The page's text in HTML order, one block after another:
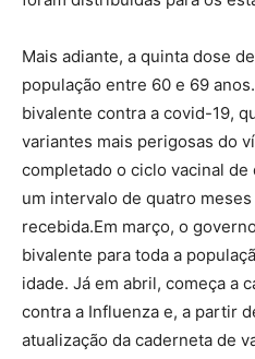
Mais adiante, a quinta dose
população entre 60 e 69
bivalente contra a covid-19,
variantes mais perigosas do
completado o ciclo vacinal
um intervalo de quatro
recebida.Em março, o
bivalente para toda a
idade. Já em abril, começa a
contra a Influenza e, a partir
atualização da caderneta de